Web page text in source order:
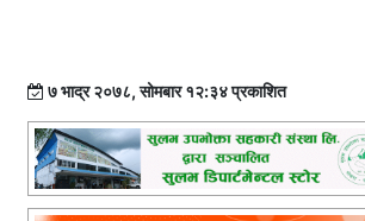
७ भाद्र २०७८, सोमबार १२:३४ प्रकाशित